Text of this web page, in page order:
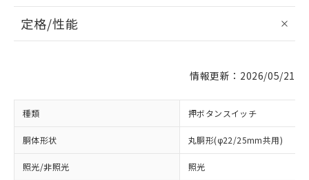
定格/性能
情報更新：2026/05/21
種類 押ボタンスイッチ
胴体形状 丸胴形(φ22/25mm共用)
照光/非照光 照光